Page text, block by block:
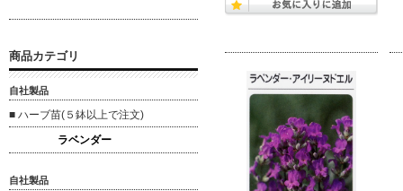
商品カテゴリ
自社製品
■ ハーブ苗(５鉢以上で注文)
ラベンダー
自社製品